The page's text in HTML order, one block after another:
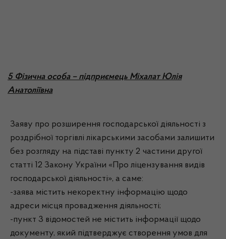
5 Фізична особа – підприємець Міхалат Юлія
Анатоліївна
Заяву про розширення господарської діяльності з
роздрібної торгівлі лікарськими засобами залишити
без розгляду на підставі пункту 2 частини другої
статті 12 Закону України «Про ліцензування видів
господарської діяльності», а саме:
-заява містить некоректну інформацію щодо
адреси місця провадження діяльності;
-пункт 3 відомостей не містить інформації щодо
документу, який підтверджує створення умов для